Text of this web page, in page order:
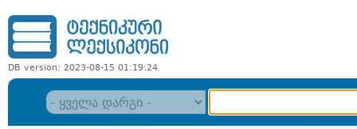
DB version: 2023-08-15 01:19:24